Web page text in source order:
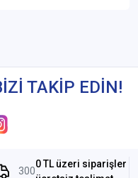
TAKİP EDİN!
300
0 TL üzeri siparişler